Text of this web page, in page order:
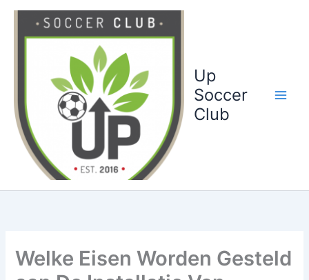
Up
Soccer
Club
Welke Eisen Worden Gesteld